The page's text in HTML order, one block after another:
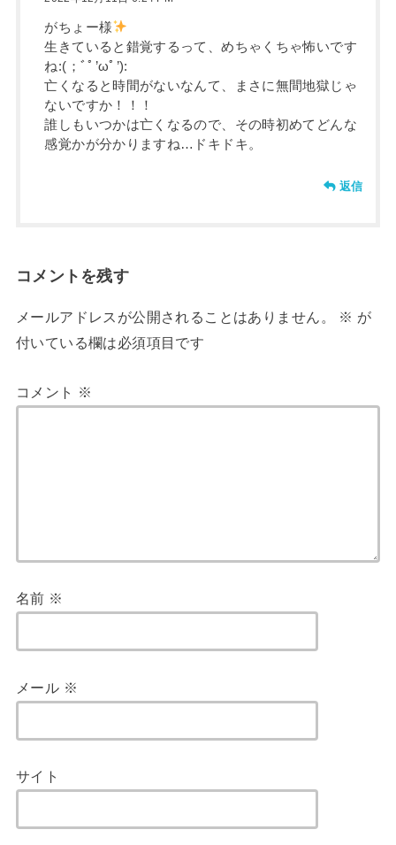
がちょー様
生きていると錯覚するって、めちゃくちゃ怖いです
ね:(；ﾞﾟ’ωﾟ’):
亡くなると時間がないなんて、まさに無間地獄じゃ
ないですか！！！
誰しもいつかは亡くなるので、その時初めてどんな
感覚かが分かりますね…ドキドキ。
返信
コメントを残す
メールアドレスが公開されることはありません。 ※ が
付いている欄は必須項目です
コメント ※
名前 ※
メール ※
サイト